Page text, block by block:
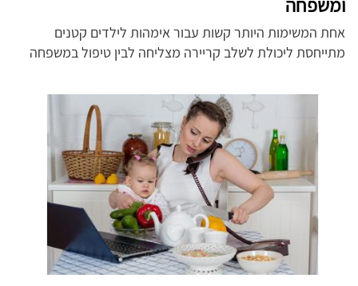
אחת המשימות היותר קשות עבור אימהות לילדים קטנים
מתייחסת ליכולת לשלב קריירה מצליחה לבין טיפול במשפחה